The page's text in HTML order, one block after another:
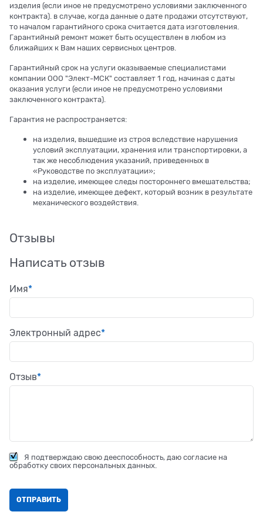
изделия (если иное не предусмотрено условиями заключенного
контракта). в случае, когда данные о дате продажи отсутствуют,
то началом гарантийного срока считается дата изготовления.
Гарантийный ремонт может быть осуществлен в любом из
ближайших к Вам наших сервисных центров.
Гарантийный срок на услуги оказываемые специалистами
компании ООО "Элект-МСК" составляет 1 год, начиная с даты
оказания услуги (если иное не предусмотрено условиями
заключенного контракта).
Гарантия не распространяется:
на изделия, вышедшие из строя вследствие нарушения
условий эксплуатации, хранения или транспортировки, а
так же несоблюдения указаний, приведенных в
«Руководстве по эксплуатации»;
на изделие, имеющее следы постороннего вмешательства;
на изделие, имеющее дефект, который возник в результате
механического воздействия.
Отзывы
Написать отзыв
Имя
Электронный адрес
Отзыв
Я подтверждаю свою дееспособность, даю согласие на
обработку своих персональных данных.